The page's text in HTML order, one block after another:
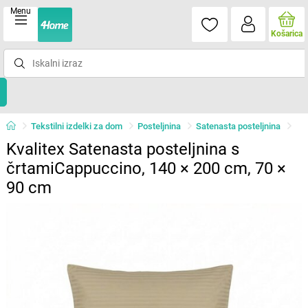
Menu
Košarica
Tekstilni izdelki za dom Posteljnina Satenasta posteljnina
Kvalitex Satenasta posteljnina s
črtamiCappuccino, 140 × 200 cm, 70 ×
90 cm